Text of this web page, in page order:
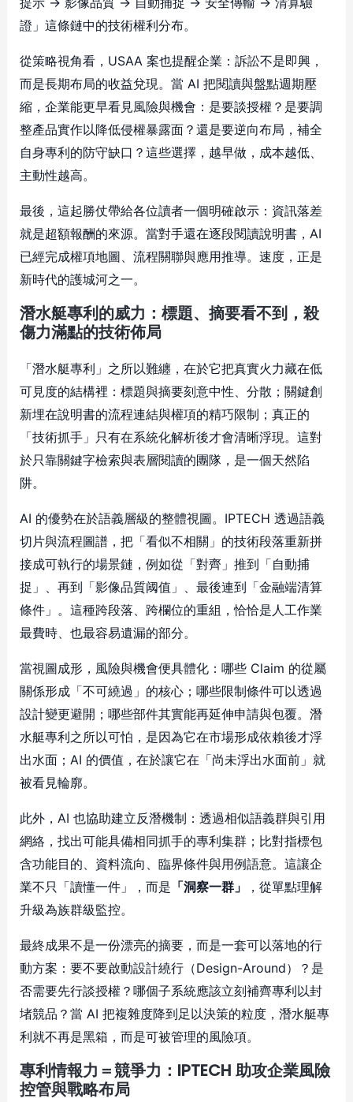
證」這條鏈中的技術權利分布。
從策略視角看，USAA 案也提醒企業：訴訟不是即興，
而是長期布局的收益兌現。當 AI 把閱讀與盤點週期壓
縮，企業能更早看見風險與機會：是要談授權？是要調
整產品實作以降低侵權暴露面？還是要逆向布局，補全
自身專利的防守缺口？這些選擇，越早做，成本越低、
主動性越高。
最後，這起勝仗帶給各位讀者一個明確啟示：資訊落差
就是超額報酬的來源。當對手還在逐段閱讀說明書，AI
已經完成權項地圖、流程關聯與應用推導。速度，正是
新時代的護城河之一。
潛水艇專利的威力：標題、摘要看不到，殺
傷力滿點的技術佈局
「潛水艇專利」之所以難纏，在於它把真實火力藏在低
可見度的結構裡：標題與摘要刻意中性、分散；關鍵創
新埋在說明書的流程連結與權項的精巧限制；真正的
「技術抓手」只有在系統化解析後才會清晰浮現。這對
於只靠關鍵字檢索與表層閱讀的團隊，是一個天然陷
阱。
AI 的優勢在於語義層級的整體視圖。IPTECH 透過語義
切片與流程圖譜，把「看似不相關」的技術段落重新拼
接成可執行的場景鏈，例如從「對齊」推到「自動捕
捉」、再到「影像品質阈值」、最後連到「金融端清算
條件」。這種跨段落、跨欄位的重組，恰恰是人工作業
最費時、也最容易遺漏的部分。
當視圖成形，風險與機會便具體化：哪些 Claim 的從屬
關係形成「不可繞過」的核心；哪些限制條件可以透過
設計變更避開；哪些部件其實能再延伸申請與包覆。潛
水艇專利之所以可怕，是因為它在市場形成依賴後才浮
出水面；AI 的價值，在於讓它在「尚未浮出水面前」就
被看見輪廓。
此外，AI 也協助建立反潛機制：透過相似語義群與引用
網絡，找出可能具備相同抓手的專利集群；比對指標包
含功能目的、資料流向、臨界條件與用例語意。這讓企
業不只「讀懂一件」，而是 「洞察一群」
，從單點理解
升級為族群級監控。
最終成果不是一份漂亮的摘要，而是一套可以落地的行
動方案：要不要啟動設計繞行（Design-Around）？是
否需要先行談授權？哪個子系統應該立刻補齊專利以封
堵競品？當 AI 把複雜度降到足以決策的粒度，潛水艇專
利就不再是黑箱，而是可被管理的風險項。
專利情報力＝競爭力：IPTECH 助攻企業風險
控管與戰略布局